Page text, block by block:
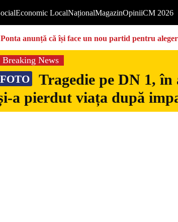
Economic LocalNaționalMagazinOpiniiCM 2026
Ponta anunță că își face un nou partid pentru
Breaking News
FOTO
Tragedie pe DN 1,
a pierdut viața după